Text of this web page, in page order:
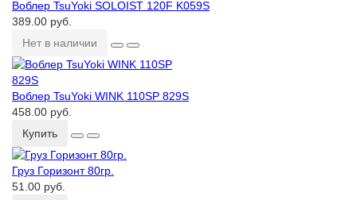
Воблер TsuYoki SOLOIST 120F K059S
389.00 руб.
Нет в наличии
Воблер TsuYoki WINK 110SP 829S
458.00 руб.
Купить
Груз Горизонт 80гр.
51.00 руб.